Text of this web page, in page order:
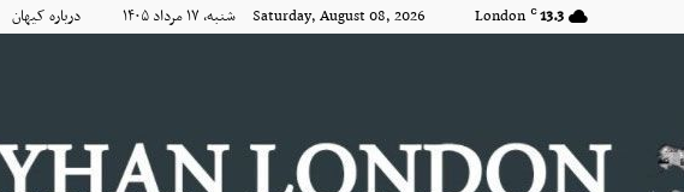
13.3
C
London Saturday, August 08, 2026 شنبه, ۱۷ مرداد ۱۴۰۵ درباره کیهان